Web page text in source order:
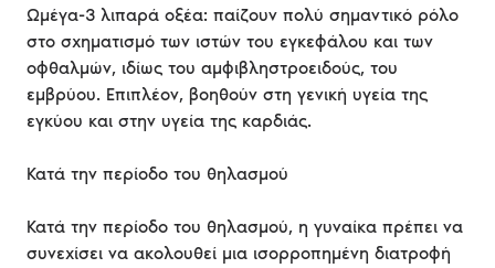
Ωμέγα-3 λιπαρά οξέα: παίζουν πολύ σημαντικό ρόλο
στο σχηματισμό των ιστών του εγκεφάλου και των
οφθαλμών, ιδίως του αμφιβληστροειδούς, του
εμβρύου. Επιπλέον, βοηθούν στη γενική υγεία της
εγκύου και στην υγεία της καρδιάς.
Κατά την περίοδο του θηλασμού
Κατά την περίοδο του θηλασμού, η γυναίκα πρέπει να
συνεχίσει να ακολουθεί μια ισορροπημένη διατροφή